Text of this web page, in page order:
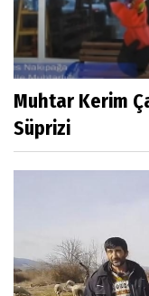
Muhtar Kerim
Süprizi